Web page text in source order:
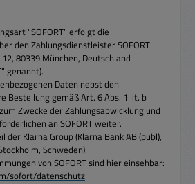
"SOFORT" erfolgt die
den Zahlungsdienstleister SOFORT
80339 München, Deutschland
genannt).
Daten nebst den
Bestellung gemäß Art. 6 Abs. 1 lit. b
Zwecke der Zahlungsabwicklung und
an SOFORT weiter.
der Klarna Group (Klarna Bank AB (publ),
Schweden).
von SOFORT sind hier einsehbar:
sofort/datenschutz